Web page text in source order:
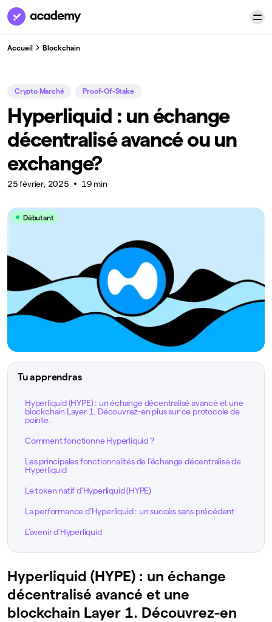
Accueil Blockchain
Crypto Marché Proof-Of-Stake
Hyperliquid : un échange
décentralisé avancé ou un
exchange?
25 février, 2025 19 min
Débutant
Tu apprendras
Hyperliquid (HYPE) : un échange décentralisé avancé et une
blockchain Layer 1. Découvrez-en plus sur ce protocole de
pointe.
Comment fonctionne Hyperliquid ?
Les principales fonctionnalités de l’échange décentralisé de
Hyperliquid
Le token natif d’Hyperliquid (HYPE)
La performance d’Hyperliquid : un succès sans précédent
L’avenir d’Hyperliquid
Hyperliquid (HYPE) : un échange
décentralisé avancé et une
blockchain Layer 1. Découvrez-en